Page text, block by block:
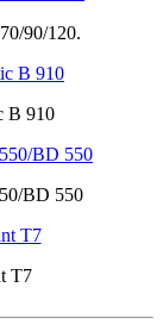
90/120.
B 910
BD 550
Т7